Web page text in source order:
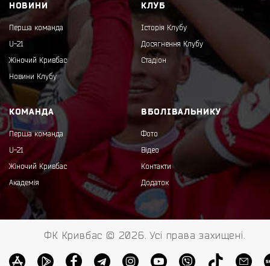
НОВИНИ
Перша команда
U-21
Жіночий Кривбас
Новини Клубу
КЛУБ
Історія Клубу
Досягнення Клубу
Стадіон
КОМАНДА
Перша команда
U-21
Жіночий Кривбас
Академія
ВБОЛІВАЛЬНИКУ
Фото
Відео
Контакти
Додаток
ФК Кривбас © 2026. Усі права захищені.